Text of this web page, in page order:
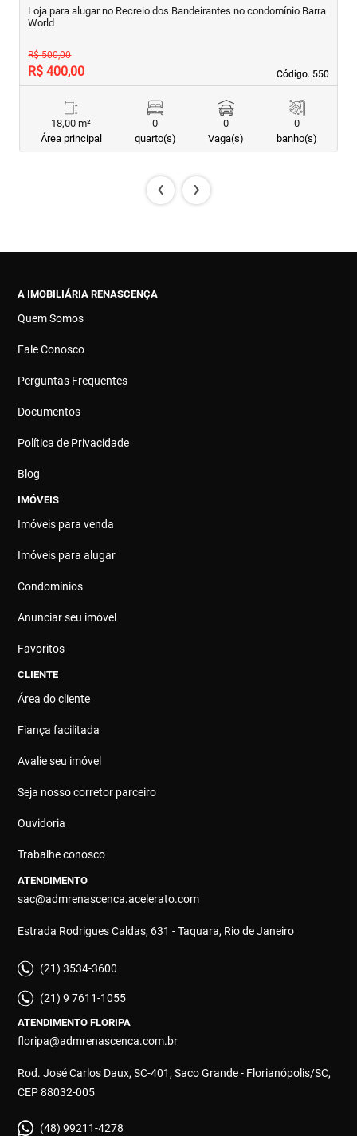
Código. 550
Código. 550
Loja para alugar no Recreio dos Bandeirantes no condomínio Barra
World
R$ 500,00
R$ 400,00
18,00 m²
Área principal
0
quarto(s)
0
Vaga(s)
0
banho(s)
‹ ›
A IMOBILIÁRIA RENASCENÇA
Quem Somos
Fale Conosco
Perguntas Frequentes
Documentos
Política de Privacidade
Blog
IMÓVEIS
Imóveis para venda
Imóveis para alugar
Condomínios
Anunciar seu imóvel
Favoritos
CLIENTE
Área do cliente
Fiança facilitada
Avalie seu imóvel
Seja nosso corretor parceiro
Ouvidoria
Trabalhe conosco
ATENDIMENTO
sac@admrenascenca.acelerato.com
Estrada Rodrigues Caldas, 631 - Taquara, Rio de Janeiro
(21) 3534-3600
(21) 9 7611-1055
ATENDIMENTO FLORIPA
floripa@admrenascenca.com.br
Rod. José Carlos Daux, SC-401, Saco Grande - Florianópolis/SC,
CEP 88032-005
(48) 99211-4278